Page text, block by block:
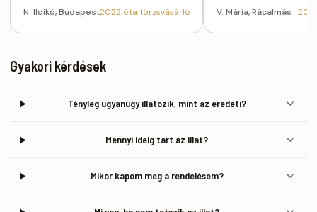
N. Ildikó, Budapest2022 óta törzsvásárló V. Mária, Rácalmás
Gyakori kérdések
Tényleg ugyanúgy illatozik, mint az eredeti?
Mennyi ideig tart az illat?
Mikor kapom meg a rendelésem?